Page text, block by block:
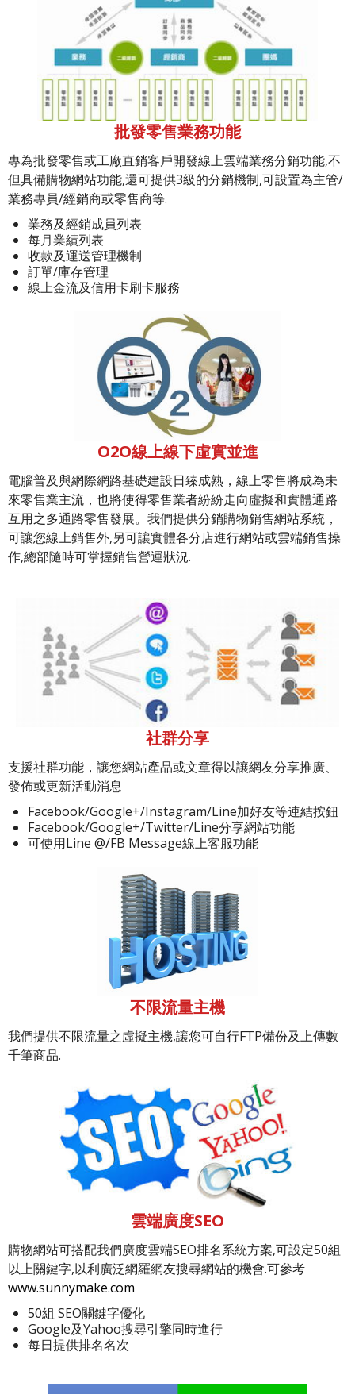
批發零售業務功能
專為批發零售或工廠直銷客戶開發線上雲端業務分銷功能,不
但具備購物網站功能,還可提供3級的分銷機制,可設置為主管/
業務專員/經銷商或零售商等.
業務及經銷成員列表
每月業績列表
收款及運送管理機制
訂單/庫存管理
線上金流及信用卡刷卡服務
O2O線上線下虛實並進
電腦普及與網際網路基礎建設日臻成熟，線上零售將成為未
來零售業主流，也將使得零售業者紛紛走向虛擬和實體通路
互用之多通路零售發展。我們提供分銷購物銷售網站系統，
可讓您線上銷售外,另可讓實體各分店進行網站或雲端銷售操
作,總部隨時可掌握銷售營運狀況.
社群分享
支援社群功能，讓您網站產品或文章得以讓網友分享推廣、
發佈或更新活動消息
Facebook/Google+/Instagram/Line加好友等連結按鈕
Facebook/Google+/Twitter/Line分享網站功能
可使用Line @/FB Message線上客服功能
不限流量主機
我們提供不限流量之虛擬主機,讓您可自行FTP備份及上傳數
千筆商品.
雲端廣度SEO
購物網站可搭配我們廣度雲端SEO排名系統方案,可設定50組
以上關鍵字,以利廣泛網羅網友搜尋網站的機會.可參考
www.sunnymake.com
50組 SEO關鍵字優化
Google及Yahoo搜尋引擎同時進行
每日提供排名名次